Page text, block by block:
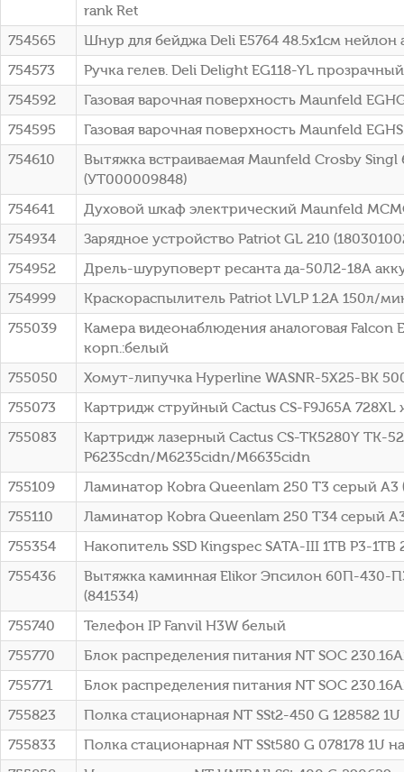
rank Ret
754565
Шнур для бейджа Deli E5764 48.5х1см
754573
Ручка гелев. Deli Delight EG118-YL
754592
Газовая варочная поверхность Maunfeld
754595
Газовая варочная поверхность Maunfeld
754610
Вытяжка встраиваемая Maunfeld Crosby
(УТ000009848)
754641
Духовой шкаф электрический Maunfeld
754934
Зарядное устройство Patriot GL 210
754952
Дрель-шуруповерт ресанта да-50Л2-18А
754999
Краскораспылитель Patriot LVLP 1.2A 150л/
755039
Камера видеонаблюдения аналоговая Falcon
корп.:белый
755050
Хомут-липучка Hyperline WASNR-5X25-BK
755073
Картридж струйный Cactus CS-F9J65A
755083
Картридж лазерный Cactus CS-TK5280Y TK-
P6235cdn/M6235cidn/M6635cidn
755109
Ламинатор Kobra Queenlam 250 T3 серый
755110
Ламинатор Kobra Queenlam 250 T34 серый
755354
Накопитель SSD Kingspec SATA-III 1TB P3-1TB
755436
Вытяжка каминная Elikor Эпсилон 60П-430-
(841534)
755740
Телефон IP Fanvil H3W белый
755770
Блок распределения питания NT SOC
755771
Блок распределения питания NT SOC
755823
Полка стационарная NT SSt2-450 G 128582
755833
Полка стационарная NT SSt580 G 078178 1U